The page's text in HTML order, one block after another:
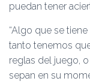
puedan tener
“Algo que se
tanto tenemos
reglas del juego,
sepan en su